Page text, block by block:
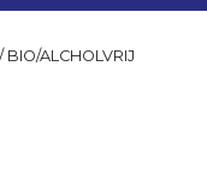
BIO/ALCHOLVRIJ